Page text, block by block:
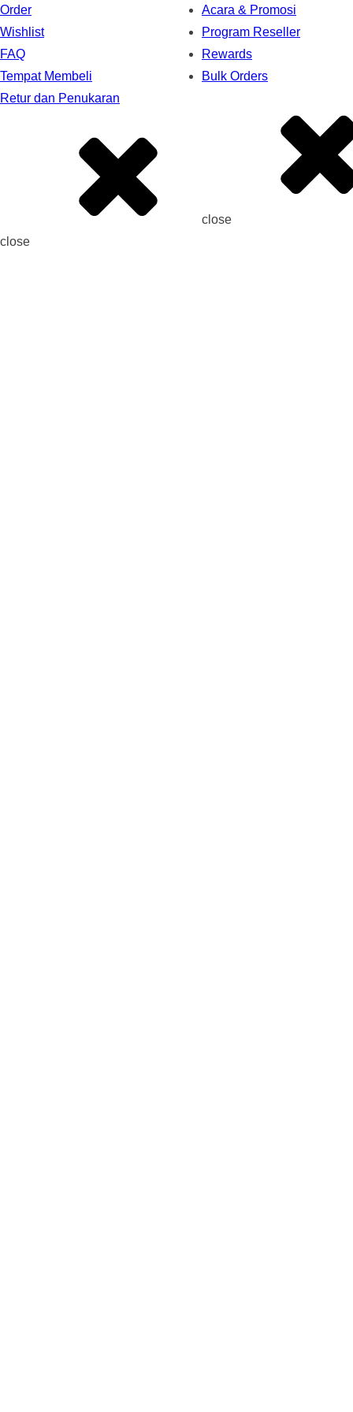
Order
Wishlist
FAQ
Tempat Membeli
Retur dan Penukaran
close
Acara & Promosi
Program Reseller
Rewards
Bulk Orders
close